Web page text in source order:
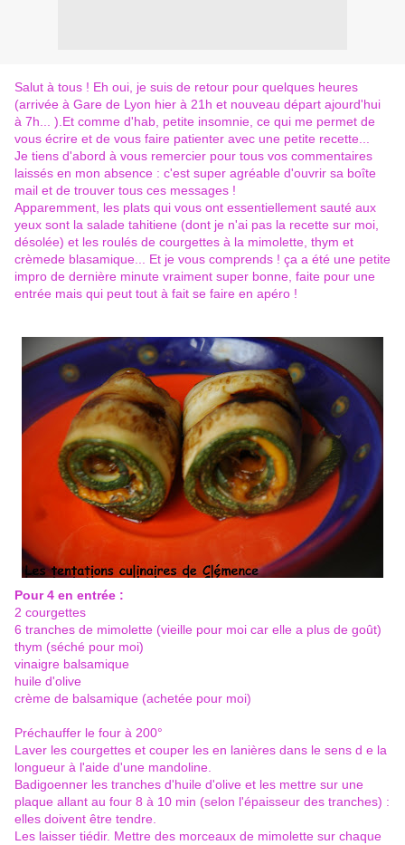
Salut à tous ! Eh oui, je suis de retour pour quelques heures
(arrivée à Gare de Lyon hier à 21h et nouveau départ ajourd'hui
à 7h... ).Et comme d'hab, petite insomnie, ce qui me permet de
vous écrire et de vous faire patienter avec une petite recette...
Je tiens d'abord à vous remercier pour tous vos commentaires
laissés en mon absence : c'est super agréable d'ouvrir sa boîte
mail et de trouver tous ces messages !
Apparemment, les plats qui vous ont essentiellement sauté aux
yeux sont la salade tahitiene (dont je n'ai pas la recette sur moi,
désolée) et les roulés de courgettes à la mimolette, thym et
crèmede blasamique... Et je vous comprends ! ça a été une petite
impro de dernière minute vraiment super bonne, faite pour une
entrée mais qui peut tout à fait se faire en apéro !
Pour 4 en entrée :
2 courgettes
6 tranches de mimolette (vieille pour moi car elle a plus de goût)
thym (séché pour moi)
vinaigre balsamique
huile d'olive
crème de balsamique (achetée pour moi)
Préchauffer le four à 200°
Laver les courgettes et couper les en lanières dans le sens d e la
longueur à l'aide d'une mandoline.
Badigoenner les tranches d'huile d'olive et les mettre sur une
plaque allant au four 8 à 10 min (selon l'épaisseur des tranches) :
elles doivent être tendre.
Les laisser tiédir. Mettre des morceaux de mimolette sur chaque